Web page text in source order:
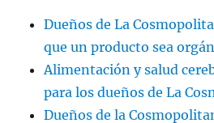
Dueños de La
que un producto sea
Alimentación y salud
para los dueños de La
Dueños de la